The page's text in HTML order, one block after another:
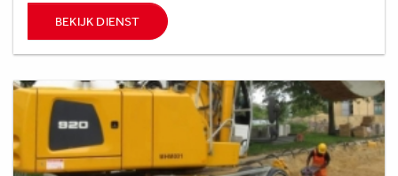
BEKIJK DIENST